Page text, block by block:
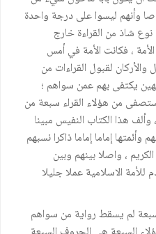
وأنهم ليسوا على درجة واحدة
شاذ من القراءة خارج
، فكانت الأمة في أمس
لقبول القراءات من
يكتفى بهم عمن سواهم ؛
من هؤلاء القراء سبعة من
وألف هذا الكتاب النفيس مبينا
إماما إماما ذاكرا نسبهم
، واصلا بينهم وبين
الاسلامية عملا جليلا
لم يسقط رواية من سواهم